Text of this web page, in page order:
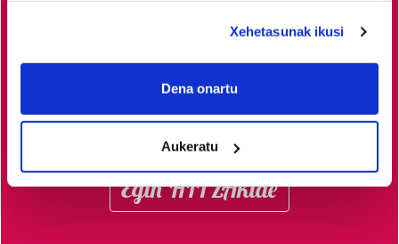
If you allow, we would also like to:
Collect information about your geographical
Identify your device by actively scanning it for
specific characteristics (fingerprinting)
Find out more about how your personal data is processed
and set your preferences in thedetails section
Xehetasunak ikusi
Dena onartu
Aukeratu
albisteak euskaraz, libre eta kalitatez
Egin HITZAkide